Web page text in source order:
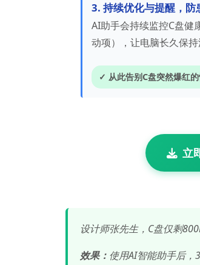
3. 持续优化与提醒，防
AI助手会持续监控C盘健
动项），让电脑长久保持
✓ 从此告别C盘突然爆红
立
设计师张先生，C盘仅剩
效果： 使用AI智能助手后，